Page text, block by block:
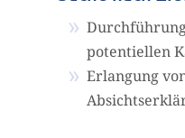
potentiellen
Erlangung